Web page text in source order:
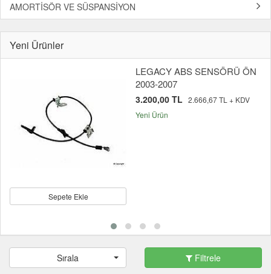
AMORTİSÖR VE SÜSPANSİYON
Yeni Ürünler
Sepete Ekle
LEGACY ABS SENSÖRÜ ÖN
2003-2007
3.200,00 TL 2.666,67 TL + KDV
Yeni Ürün
Sırala Filtrele